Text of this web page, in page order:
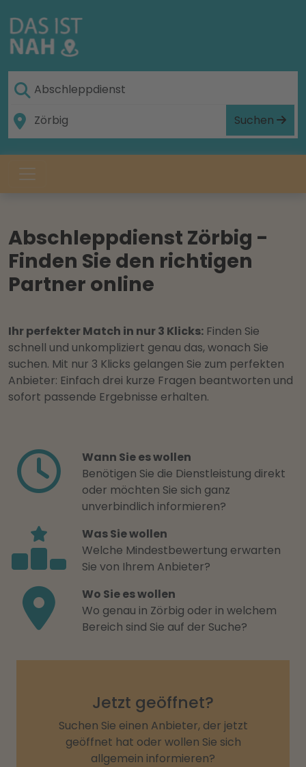
Suchen
Abschleppdienst Zörbig -
Finden Sie den richtigen
Partner online
Ihr perfekter Match in nur 3 Klicks: Finden Sie
schnell und unkompliziert genau das, wonach Sie
suchen. Mit nur 3 Klicks gelangen Sie zum perfekten
Anbieter: Einfach drei kurze Fragen beantworten und
sofort passende Ergebnisse erhalten.
Wann Sie es wollen
Benötigen Sie die Dienstleistung direkt
oder möchten Sie sich ganz
unverbindlich informieren?
Was Sie wollen
Welche Mindestbewertung erwarten
Sie von Ihrem Anbieter?
Wo Sie es wollen
Wo genau in Zörbig oder in welchem
Bereich sind Sie auf der Suche?
Jetzt geöffnet?
Suchen Sie einen Anbieter, der jetzt
geöffnet hat oder wollen Sie sich
allgemein informieren?